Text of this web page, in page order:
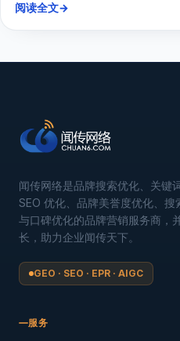
阅读全文→
闻传网络是品牌搜索优化、关键
SEO 优化、品牌美誉度优化、
与口碑优化的品牌营销服务商，
长，助力企业闻传天下。
GEO · SEO · EPR · AIGC
服务